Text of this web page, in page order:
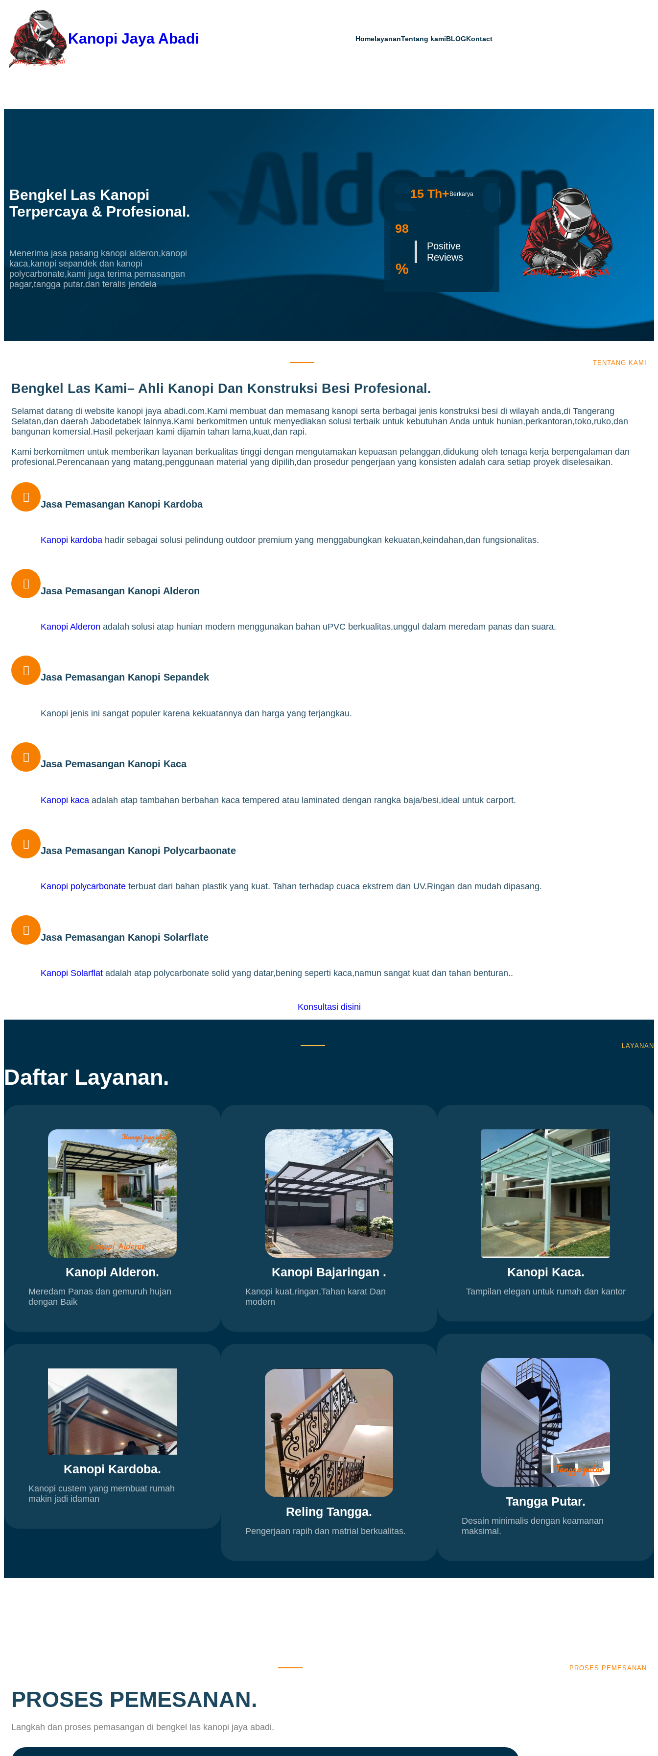
Kanopi Jaya Abadi HomelayananTentang kamiBLOGKontact
Bengkel Las Kanopi
Terpercaya & Profesional.
Menerima jasa pasang kanopi alderon,kanopi
kaca,kanopi sepandek dan kanopi
polycarbonate,kami juga terima pemasangan
pagar,tangga putar,dan teralis jendela
15 Th+Berkarya
98
%
Positive
Reviews
TENTANG KAMI
Bengkel Las Kami– Ahli Kanopi Dan Konstruksi Besi Profesional.
Selamat datang di website kanopi jaya abadi.com.Kami membuat dan memasang kanopi serta berbagai jenis konstruksi besi di wilayah anda,di Tangerang
Selatan,dan daerah Jabodetabek lainnya.Kami berkomitmen untuk menyediakan solusi terbaik untuk kebutuhan Anda untuk hunian,perkantoran,toko,ruko,dan
bangunan komersial.Hasil pekerjaan kami dijamin tahan lama,kuat,dan rapi.
Kami berkomitmen untuk memberikan layanan berkualitas tinggi dengan mengutamakan kepuasan pelanggan,didukung oleh tenaga kerja berpengalaman dan
profesional.Perencanaan yang matang,penggunaan material yang dipilih,dan prosedur pengerjaan yang konsisten adalah cara setiap proyek diselesaikan.
 Jasa Pemasangan Kanopi Kardoba
Kanopi kardoba hadir sebagai solusi pelindung outdoor premium yang menggabungkan kekuatan,keindahan,dan fungsionalitas.
 Jasa Pemasangan Kanopi Alderon
Kanopi Alderon adalah solusi atap hunian modern menggunakan bahan uPVC berkualitas,unggul dalam meredam panas dan suara.
 Jasa Pemasangan Kanopi Sepandek
Kanopi jenis ini sangat populer karena kekuatannya dan harga yang terjangkau.
 Jasa Pemasangan Kanopi Kaca
Kanopi kaca adalah atap tambahan berbahan kaca tempered atau laminated dengan rangka baja/besi,ideal untuk carport.
 Jasa Pemasangan Kanopi Polycarbaonate
Kanopi polycarbonate terbuat dari bahan plastik yang kuat. Tahan terhadap cuaca ekstrem dan UV.Ringan dan mudah dipasang.
 Jasa Pemasangan Kanopi Solarflate
Kanopi Solarflat adalah atap polycarbonate solid yang datar,bening seperti kaca,namun sangat kuat dan tahan benturan..
Konsultasi disini
LAYANAN
Daftar Layanan.
Kanopi Alderon.
Meredam Panas dan gemuruh hujan
dengan Baik
Kanopi Kardoba.
Kanopi custem yang membuat rumah
makin jadi idaman
Kanopi Bajaringan .
Kanopi kuat,ringan,Tahan karat Dan
modern
Reling Tangga.
Pengerjaan rapih dan matrial berkualitas.
Kanopi Kaca.
Tampilan elegan untuk rumah dan kantor
Tangga Putar.
Desain minimalis dengan keamanan
maksimal.
PROSES PEMESANAN
PROSES PEMESANAN.
Langkah dan proses pemasangan di bengkel las kanopi jaya abadi.